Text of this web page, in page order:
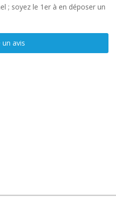
; soyez le 1er à en déposer un
un avis